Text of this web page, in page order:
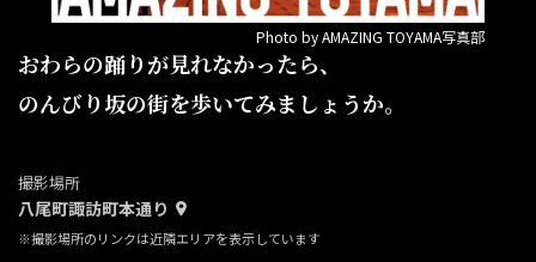
Photo by AMAZING TOYAMA写真部
おわらの踊りが見れなかったら、
のんびり坂の街を歩いてみましょうか。
撮影場所
八尾町諏訪町本通り
※撮影場所のリンクは近隣エリアを表示しています